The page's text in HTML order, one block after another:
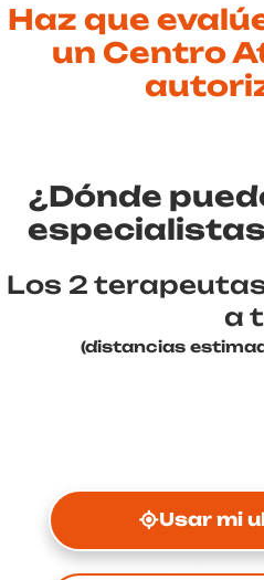
Haz que
un Centro
¿Dónde
especialistas
Los 2
a
(distancias
Usar mi